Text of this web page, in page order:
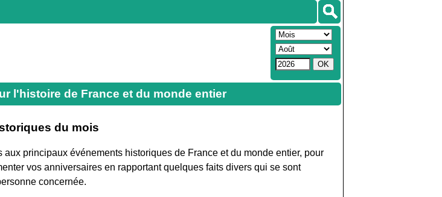
l'histoire de France et du monde entier
du mois
principaux événements historiques de France et du monde entier, pour
vos anniversaires en rapportant quelques faits divers qui se sont
concernée.